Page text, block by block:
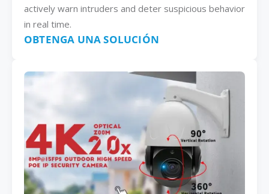
actively warn intruders and deter suspicious behavior
in real time.
OBTENGA UNA SOLUCIÓN